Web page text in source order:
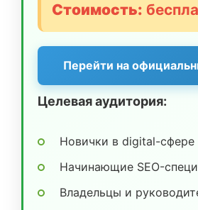
Стоимость:
Перейти на
Целевая аудитория:
Новички в digital-сфере
Начинающие SEO-
Владельцы и